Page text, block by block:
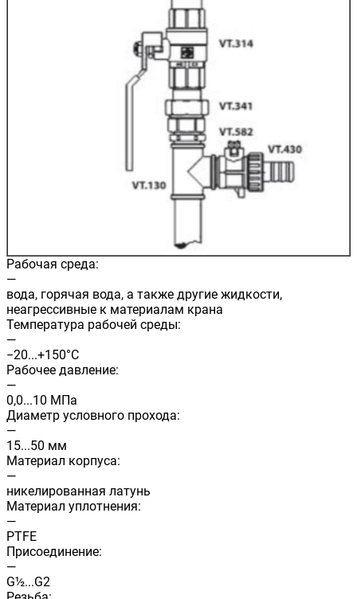
Рабочая среда:
—
вода, горячая вода, а также другие жидкости,
неагрессивные к материалам крана
Температура рабочей среды:
—
−20...+150°С
Рабочее давление:
—
0,0...10 МПа
Диаметр условного прохода:
—
15...50 мм
Материал корпуса:
—
никелированная латунь
Материал уплотнения:
—
PTFE
Присоединение:
—
G½...G2